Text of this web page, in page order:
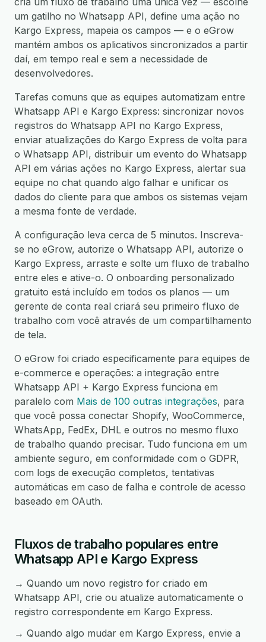
um gatilho no Whatsapp API, define uma ação no
Kargo Express, mapeia os campos — e o eGrow
mantém ambos os aplicativos sincronizados a partir
daí, em tempo real e sem a necessidade de
desenvolvedores.
Tarefas comuns que as equipes automatizam entre
Whatsapp API e Kargo Express: sincronizar novos
registros do Whatsapp API no Kargo Express,
enviar atualizações do Kargo Express de volta para
o Whatsapp API, distribuir um evento do Whatsapp
API em várias ações no Kargo Express, alertar sua
equipe no chat quando algo falhar e unificar os
dados do cliente para que ambos os sistemas vejam
a mesma fonte de verdade.
A configuração leva cerca de 5 minutos. Inscreva-
se no eGrow, autorize o Whatsapp API, autorize o
Kargo Express, arraste e solte um fluxo de trabalho
entre eles e ative-o. O onboarding personalizado
gratuito está incluído em todos os planos — um
gerente de conta real criará seu primeiro fluxo de
trabalho com você através de um compartilhamento
de tela.
O eGrow foi criado especificamente para equipes de
e-commerce e operações: a integração entre
Whatsapp API + Kargo Express funciona em
paralelo com Mais de 100 outras integrações, para
que você possa conectar Shopify, WooCommerce,
WhatsApp, FedEx, DHL e outros no mesmo fluxo
de trabalho quando precisar. Tudo funciona em um
ambiente seguro, em conformidade com o GDPR,
com logs de execução completos, tentativas
automáticas em caso de falha e controle de acesso
baseado em OAuth.
Fluxos de trabalho populares entre
Whatsapp API e Kargo Express
→ Quando um novo registro for criado em
Whatsapp API, crie ou atualize automaticamente o
registro correspondente em Kargo Express.
→ Quando algo mudar em Kargo Express, envie a